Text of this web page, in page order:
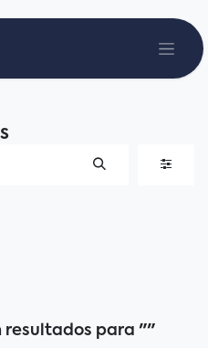
resultados para ""